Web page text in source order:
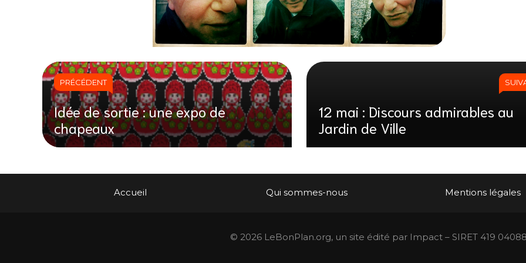
PRÉCÉDENT
Idée de sortie : une expo de
chapeaux
12 mai : Discours admirables au
Jardin de Ville
Accueil Qui sommes-nous Mentions légales
© 2026 LeBonPlan.org, un site édité par Impact – SIRET 419